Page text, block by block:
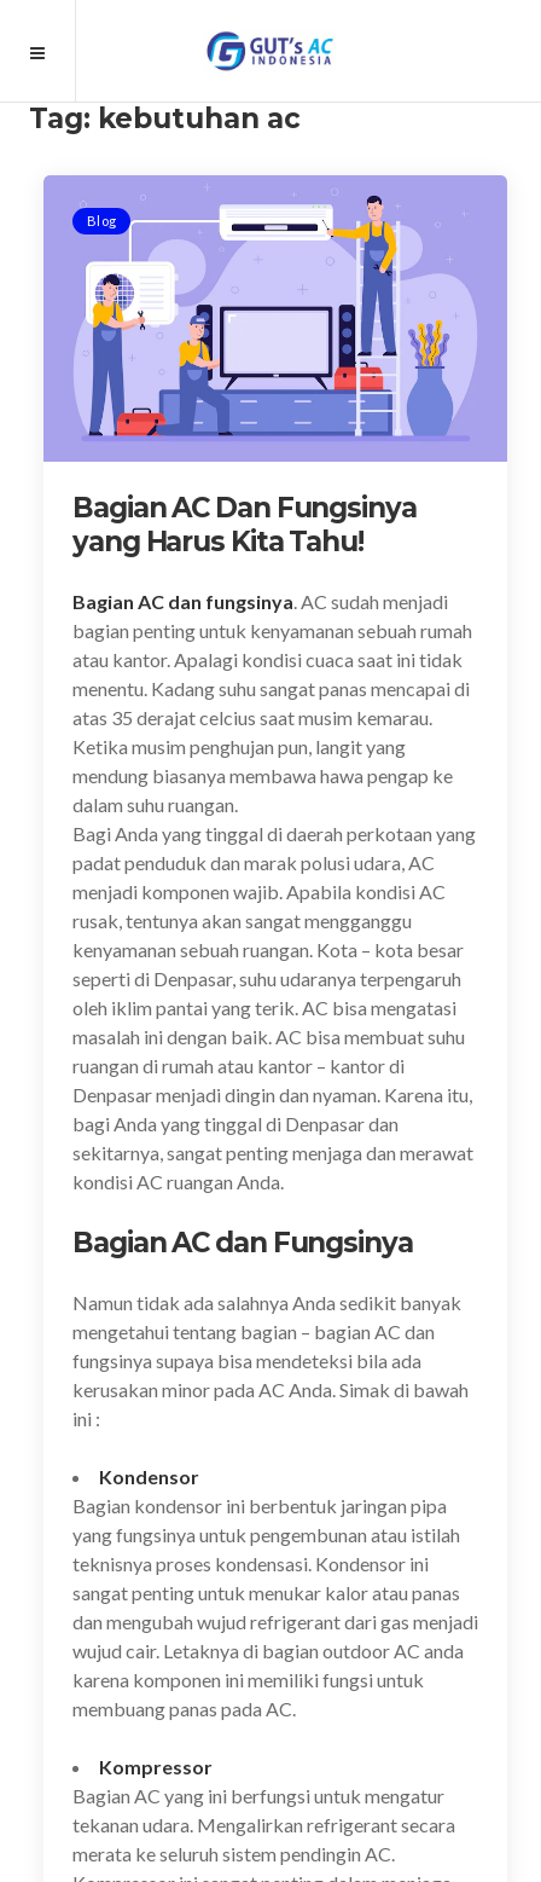
Tag: kebutuhan ac
Blog
Bagian AC Dan Fungsinya
yang Harus Kita Tahu!
Bagian AC dan fungsinya. AC sudah menjadi
bagian penting untuk kenyamanan sebuah rumah
atau kantor. Apalagi kondisi cuaca saat ini tidak
menentu. Kadang suhu sangat panas mencapai di
atas 35 derajat celcius saat musim kemarau.
Ketika musim penghujan pun, langit yang
mendung biasanya membawa hawa pengap ke
dalam suhu ruangan.
Bagi Anda yang tinggal di daerah perkotaan yang
padat penduduk dan marak polusi udara, AC
menjadi komponen wajib. Apabila kondisi AC
rusak, tentunya akan sangat mengganggu
kenyamanan sebuah ruangan. Kota – kota besar
seperti di Denpasar, suhu udaranya terpengaruh
oleh iklim pantai yang terik. AC bisa mengatasi
masalah ini dengan baik. AC bisa membuat suhu
ruangan di rumah atau kantor – kantor di
Denpasar menjadi dingin dan nyaman. Karena itu,
bagi Anda yang tinggal di Denpasar dan
sekitarnya, sangat penting menjaga dan merawat
kondisi AC ruangan Anda.
Bagian AC dan Fungsinya
Namun tidak ada salahnya Anda sedikit banyak
mengetahui tentang bagian – bagian AC dan
fungsinya supaya bisa mendeteksi bila ada
kerusakan minor pada AC Anda. Simak di bawah
ini :
Kondensor
Bagian kondensor ini berbentuk jaringan pipa
yang fungsinya untuk pengembunan atau istilah
teknisnya proses kondensasi. Kondensor ini
sangat penting untuk menukar kalor atau panas
dan mengubah wujud refrigerant dari gas menjadi
wujud cair. Letaknya di bagian outdoor AC anda
karena komponen ini memiliki fungsi untuk
membuang panas pada AC.
Kompressor
Bagian AC yang ini berfungsi untuk mengatur
tekanan udara. Mengalirkan refrigerant secara
merata ke seluruh sistem pendingin AC.